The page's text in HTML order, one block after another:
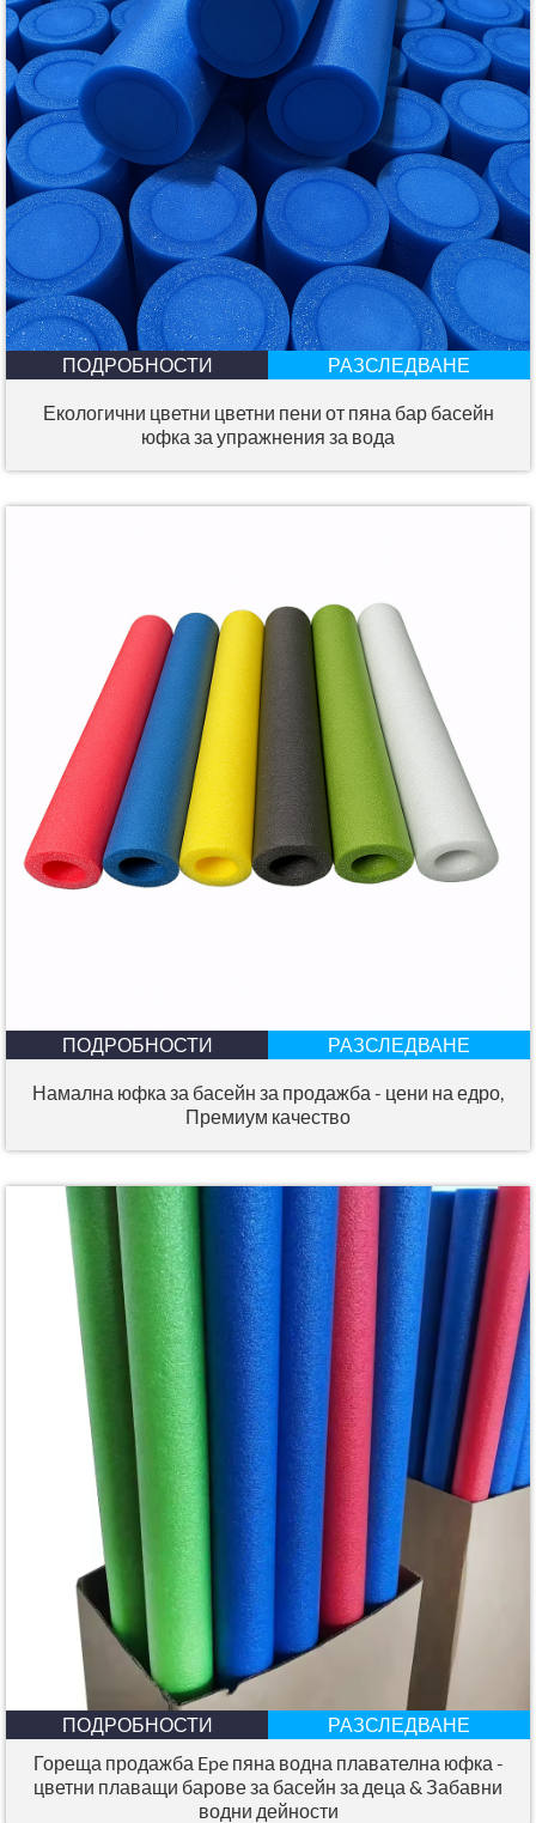
ПОДРОБНОСТИ РАЗСЛЕДВАНЕ
Екологични цветни цветни пени от пяна бар басейн
юфка за упражнения за вода
ПОДРОБНОСТИ РАЗСЛЕДВАНЕ
Намална юфка за басейн за продажба - цени на едро,
Премиум качество
ПОДРОБНОСТИ
РАЗСЛЕДВАНЕ
Гореща продажба Epe пяна водна плавателна юфка -
цветни плаващи барове за басейн за деца & Забавни
водни дейности